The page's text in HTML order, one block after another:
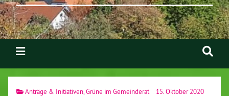
Anträge & Initiativen,Grüne im Gemeinderat 15. Oktober 2020